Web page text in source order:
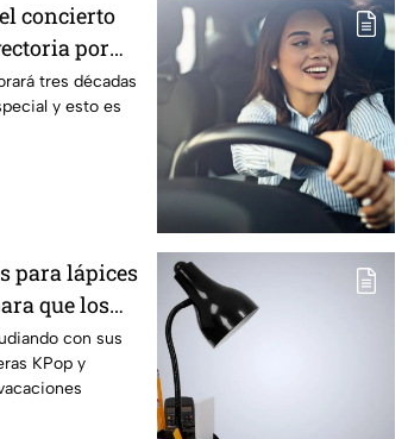
concierto
por
tres décadas
y esto es
para lápices
que los
entusiasmo
con sus
KPop y